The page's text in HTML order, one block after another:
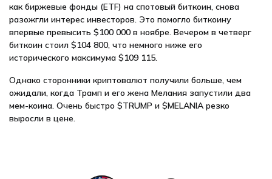
как биржевые фонды (ETF) на спотовый биткоин, снова
разожгли интерес инвесторов. Это помогло биткоину
впервые превысить $100 000 в ноябре. Вечером в четверг
биткоин стоил $104 800, что немного ниже его
исторического максимума $109 115.
Однако сторонники криптовалют получили больше, чем
ожидали, когда Трамп и его жена Мелания запустили два
мем-коина. Очень быстро $TRUMP и $MELANIA резко
выросли в цене.